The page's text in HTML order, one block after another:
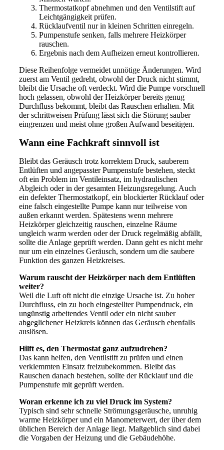
Thermostatkopf abnehmen und den Ventilstift auf
Leichtgängigkeit prüfen.
Rücklaufventil nur in kleinen Schritten einregeln.
Pumpenstufe senken, falls mehrere Heizkörper
rauschen.
Ergebnis nach dem Aufheizen erneut kontrollieren.
Diese Reihenfolge vermeidet unnötige Änderungen. Wird
zuerst am Ventil gedreht, obwohl der Druck nicht stimmt,
bleibt die Ursache oft verdeckt. Wird die Pumpe vorschnell
hoch gelassen, obwohl der Heizkörper bereits genug
Durchfluss bekommt, bleibt das Rauschen erhalten. Mit
der schrittweisen Prüfung lässt sich die Störung sauber
eingrenzen und meist ohne großen Aufwand beseitigen.
Wann eine Fachkraft sinnvoll ist
Bleibt das Geräusch trotz korrektem Druck, sauberem
Entlüften und angepasster Pumpenstufe bestehen, steckt
oft ein Problem im Ventileinsatz, im hydraulischen
Abgleich oder in der gesamten Heizungsregelung. Auch
ein defekter Thermostatkopf, ein blockierter Rücklauf oder
eine falsch eingestellte Pumpe kann nur teilweise von
außen erkannt werden. Spätestens wenn mehrere
Heizkörper gleichzeitig rauschen, einzelne Räume
ungleich warm werden oder der Druck regelmäßig abfällt,
sollte die Anlage geprüft werden. Dann geht es nicht mehr
nur um ein einzelnes Geräusch, sondern um die saubere
Funktion des ganzen Heizkreises.
Warum rauscht der Heizkörper nach dem Entlüften
weiter?
Weil die Luft oft nicht die einzige Ursache ist. Zu hoher
Durchfluss, ein zu hoch eingestellter Pumpendruck, ein
ungünstig arbeitendes Ventil oder ein nicht sauber
abgeglichener Heizkreis können das Geräusch ebenfalls
auslösen.
Hilft es, den Thermostat ganz aufzudrehen?
Das kann helfen, den Ventilstift zu prüfen und einen
verklemmten Einsatz freizubekommen. Bleibt das
Rauschen danach bestehen, sollte der Rücklauf und die
Pumpenstufe mit geprüft werden.
Woran erkenne ich zu viel Druck im System?
Typisch sind sehr schnelle Strömungsgeräusche, unruhig
warme Heizkörper und ein Manometerwert, der über dem
üblichen Bereich der Anlage liegt. Maßgeblich sind dabei
die Vorgaben der Heizung und die Gebäudehöhe.